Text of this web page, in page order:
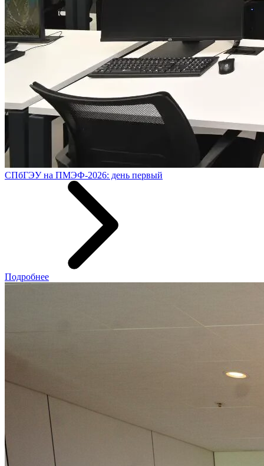
СПбГЭУ на ПМЭФ-2026: день первый
Подробнее